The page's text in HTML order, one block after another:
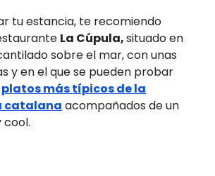
tu estancia, te recomiendo
La Cúpula,situado en
sobre el mar, con unas
y en el que se pueden probar
platos más típicos de la
catalana acompañados de un